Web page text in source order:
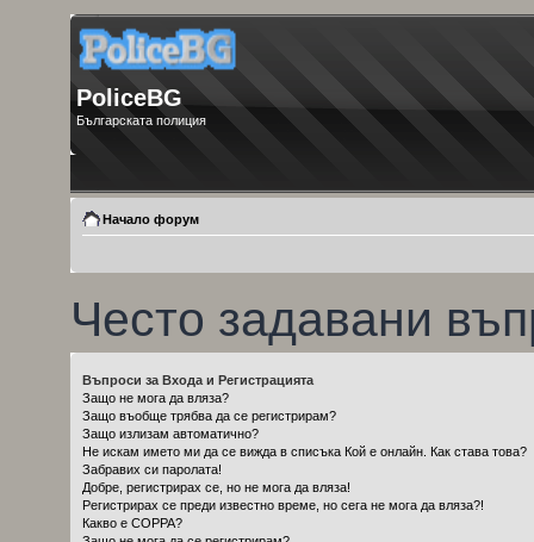
PoliceBG
Българската полиция
Начало форум
Често задавани
Въпроси за Входа и Регистрацията
Защо не мога да вляза?
Защо въобще трябва да се регистрирам?
Защо излизам автоматично?
Не искам името ми да се вижда в списъка Кой е онлайн. Как става това?
Забравих си паролата!
Добре, регистрирах се, но не мога да вляза!
Регистрирах се преди известно време, но сега не мога да вляза?!
Какво е COPPA?